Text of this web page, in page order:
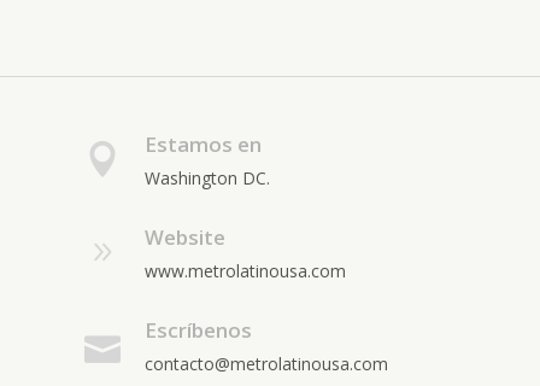
Estamos en
Washington DC.
Website
www.metrolatinousa.com
Escríbenos
contacto@metrolatinousa.com